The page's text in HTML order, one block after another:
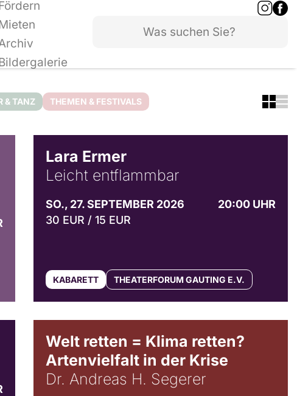
& TANZ THEMEN & FESTIVALS
Lara Ermer
Leicht entflammbar
SO., 27. SEPTEMBER 2026
20:00 UHR
30 EUR / 15 EUR
KABARETT THEATERFORUM GAUTING E.V.
Welt retten = Klima retten?
Artenvielfalt in der Krise
Dr. Andreas H. Segerer